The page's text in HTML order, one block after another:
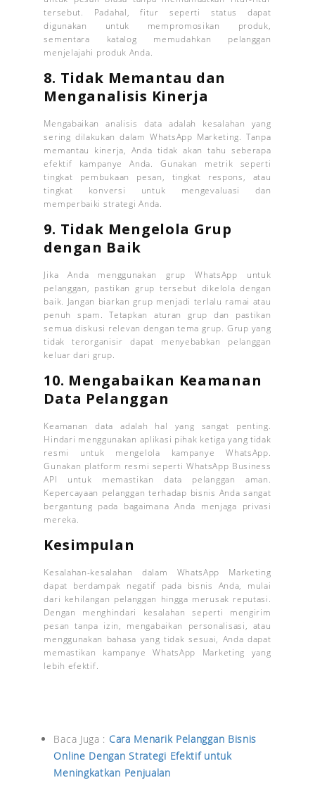
tersebut. Padahal, fitur seperti status dapat
digunakan untuk mempromosikan produk,
sementara katalog memudahkan pelanggan
menjelajahi produk Anda.
8. Tidak Memantau dan
Menganalisis Kinerja
Mengabaikan analisis data adalah kesalahan yang
sering dilakukan dalam WhatsApp Marketing. Tanpa
memantau kinerja, Anda tidak akan tahu seberapa
efektif kampanye Anda. Gunakan metrik seperti
tingkat pembukaan pesan, tingkat respons, atau
tingkat konversi untuk mengevaluasi dan
memperbaiki strategi Anda.
9. Tidak Mengelola Grup
dengan Baik
Jika Anda menggunakan grup WhatsApp untuk
pelanggan, pastikan grup tersebut dikelola dengan
baik. Jangan biarkan grup menjadi terlalu ramai atau
penuh spam. Tetapkan aturan grup dan pastikan
semua diskusi relevan dengan tema grup. Grup yang
tidak terorganisir dapat menyebabkan pelanggan
keluar dari grup.
10. Mengabaikan Keamanan
Data Pelanggan
Keamanan data adalah hal yang sangat penting.
Hindari menggunakan aplikasi pihak ketiga yang tidak
resmi untuk mengelola kampanye WhatsApp.
Gunakan platform resmi seperti WhatsApp Business
API untuk memastikan data pelanggan aman.
Kepercayaan pelanggan terhadap bisnis Anda sangat
bergantung pada bagaimana Anda menjaga privasi
mereka.
Kesimpulan
Kesalahan-kesalahan dalam WhatsApp Marketing
dapat berdampak negatif pada bisnis Anda, mulai
dari kehilangan pelanggan hingga merusak reputasi.
Dengan menghindari kesalahan seperti mengirim
pesan tanpa izin, mengabaikan personalisasi, atau
menggunakan bahasa yang tidak sesuai, Anda dapat
memastikan kampanye WhatsApp Marketing yang
lebih efektif.
Baca Juga : Cara Menarik Pelanggan Bisnis
Online Dengan Strategi Efektif untuk
Meningkatkan Penjualan